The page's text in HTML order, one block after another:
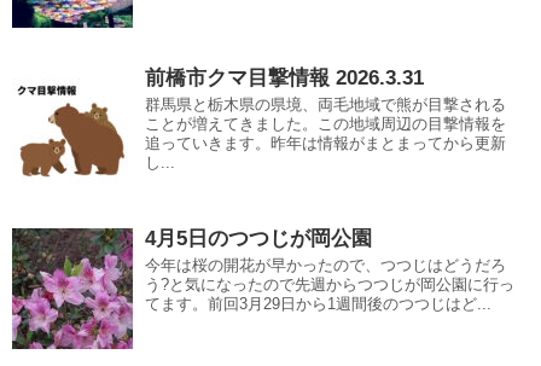
前橋市クマ目撃情報 2026.3.31
群馬県と栃木県の県境、両毛地域で熊が目撃される
ことが増えてきました。この地域周辺の目撃情報を
追っていきます。昨年は情報がまとまってから更新
し...
4月5日のつつじが岡公園
今年は桜の開花が早かったので、つつじはどうだろ
う?と気になったので先週からつつじが岡公園に行っ
てます。前回3月29日から1週間後のつつじはど...